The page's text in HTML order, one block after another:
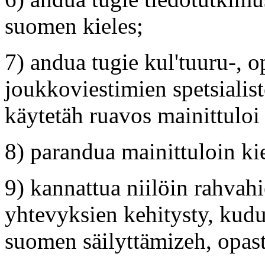
suomen kieles;
7) andua tugie kul'tuuru-,
joukkoviestimien
käytetäh ruavos
8) parandua mainittuloin
9) kannattua niilöin
yhtevyksien kehitysty,
suomen säilyttämizeh,